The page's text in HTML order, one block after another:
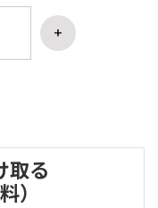
取る
）